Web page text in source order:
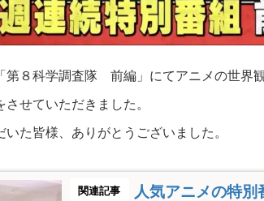
第８科学調査隊 前編」にてアニメの世界
させていただきました。
いた皆様、ありがとうございました。
人気アニメの特